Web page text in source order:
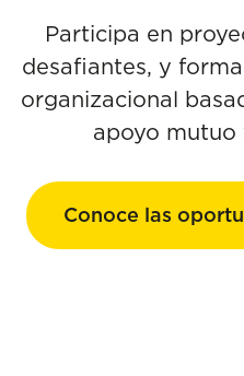
Participa en
desafiantes, y
organizacional
apoyo mutuo
Conoce las